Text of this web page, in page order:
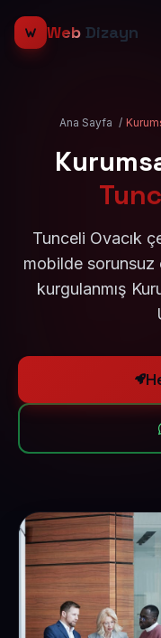
Web Dizayn
Ana Sayfa /
Tunceli Ovacık
mobilde sorunsuz
kurgulanmış